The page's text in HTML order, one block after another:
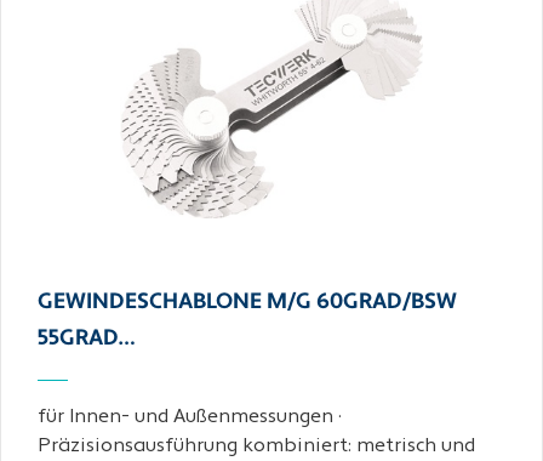
GEWINDESCHABLONE M/G 60GRAD/BSW
55GRAD…
für Innen- und Außenmessungen ·
Präzisionsausführung kombiniert: metrisch und